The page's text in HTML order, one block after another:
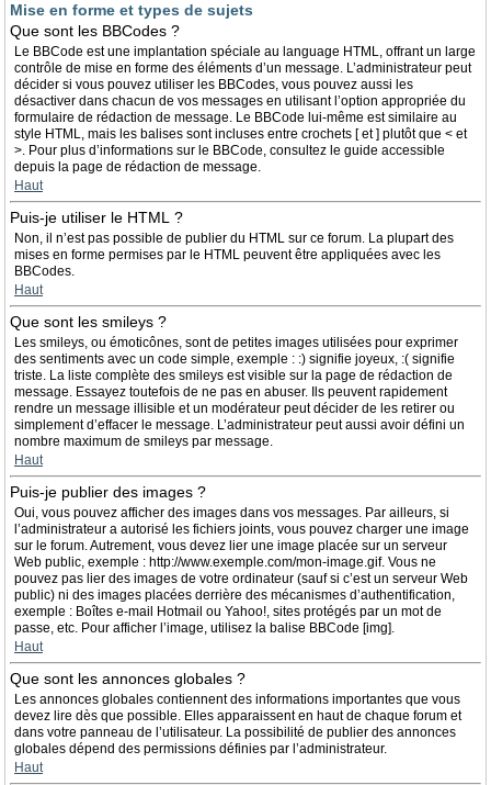
Mise en forme et types de sujets
Que sont les BBCodes ?
Le BBCode est une implantation spéciale au language HTML, offrant un large
contrôle de mise en forme des éléments d’un message. L’administrateur peut
décider si vous pouvez utiliser les BBCodes, vous pouvez aussi les
désactiver dans chacun de vos messages en utilisant l’option appropriée du
formulaire de rédaction de message. Le BBCode lui-même est similaire au
style HTML, mais les balises sont incluses entre crochets [ et ] plutôt que < et
>. Pour plus d’informations sur le BBCode, consultez le guide accessible
depuis la page de rédaction de message.
Haut
Puis-je utiliser le HTML ?
Non, il n’est pas possible de publier du HTML sur ce forum. La plupart des
mises en forme permises par le HTML peuvent être appliquées avec les
BBCodes.
Haut
Que sont les smileys ?
Les smileys, ou émoticônes, sont de petites images utilisées pour exprimer
des sentiments avec un code simple, exemple : :) signifie joyeux, :( signifie
triste. La liste complète des smileys est visible sur la page de rédaction de
message. Essayez toutefois de ne pas en abuser. Ils peuvent rapidement
rendre un message illisible et un modérateur peut décider de les retirer ou
simplement d’effacer le message. L’administrateur peut aussi avoir défini un
nombre maximum de smileys par message.
Haut
Puis-je publier des images ?
Oui, vous pouvez afficher des images dans vos messages. Par ailleurs, si
l’administrateur a autorisé les fichiers joints, vous pouvez charger une image
sur le forum. Autrement, vous devez lier une image placée sur un serveur
Web public, exemple : http://www.exemple.com/mon-image.gif. Vous ne
pouvez pas lier des images de votre ordinateur (sauf si c’est un serveur Web
public) ni des images placées derrière des mécanismes d’authentification,
exemple : Boîtes e-mail Hotmail ou Yahoo!, sites protégés par un mot de
passe, etc. Pour afficher l’image, utilisez la balise BBCode [img].
Haut
Que sont les annonces globales ?
Les annonces globales contiennent des informations importantes que vous
devez lire dès que possible. Elles apparaissent en haut de chaque forum et
dans votre panneau de l’utilisateur. La possibilité de publier des annonces
globales dépend des permissions définies par l’administrateur.
Haut